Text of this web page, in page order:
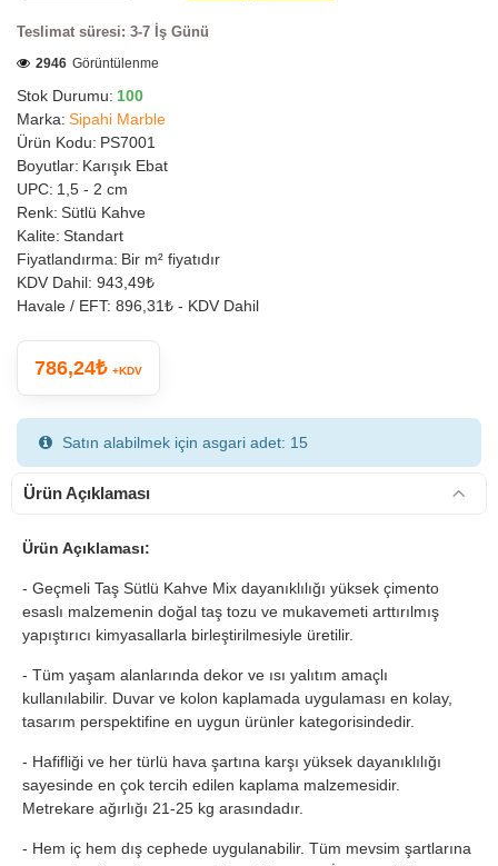
Teslimat süresi: 3-7 İş Günü
Stok Durumu: 100
Marka: Sipahi Marble
Ürün Kodu: PS7001
Boyutlar: Karışık Ebat
UPC: 1,5 - 2 cm
Renk: Sütlü Kahve
Kalite: Standart
Fiyatlandırma: Bir m² fiyatıdır
2946 Görüntülenme
KDV Dahil: 943,49₺
Havale / EFT: 896,31₺ - KDV Dahil
786,24₺ +KDV
Satın alabilmek için asgari adet: 15
Ürün Açıklaması
Ürün Açıklaması:
- Geçmeli Taş Sütlü Kahve Mix dayanıklılığı yüksek çimento
esaslı malzemenin doğal taş tozu ve mukavemeti arttırılmış
yapıştırıcı kimyasallarla birleştirilmesiyle üretilir.
- Tüm yaşam alanlarında dekor ve ısı yalıtım amaçlı
kullanılabilir. Duvar ve kolon kaplamada uygulaması en kolay,
tasarım perspektifine en uygun ürünler kategorisindedir.
- Hafifliği ve her türlü hava şartına karşı yüksek dayanıklılığı
sayesinde en çok tercih edilen kaplama malzemesidir.
Metrekare ağırlığı 21-25 kg arasındadır.
- Hem iç hem dış cephede uygulanabilir. Tüm mevsim şartlarına